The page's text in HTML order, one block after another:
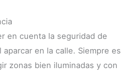
en cuenta la seguridad de
en la calle. Siempre es
zonas bien iluminadas y con